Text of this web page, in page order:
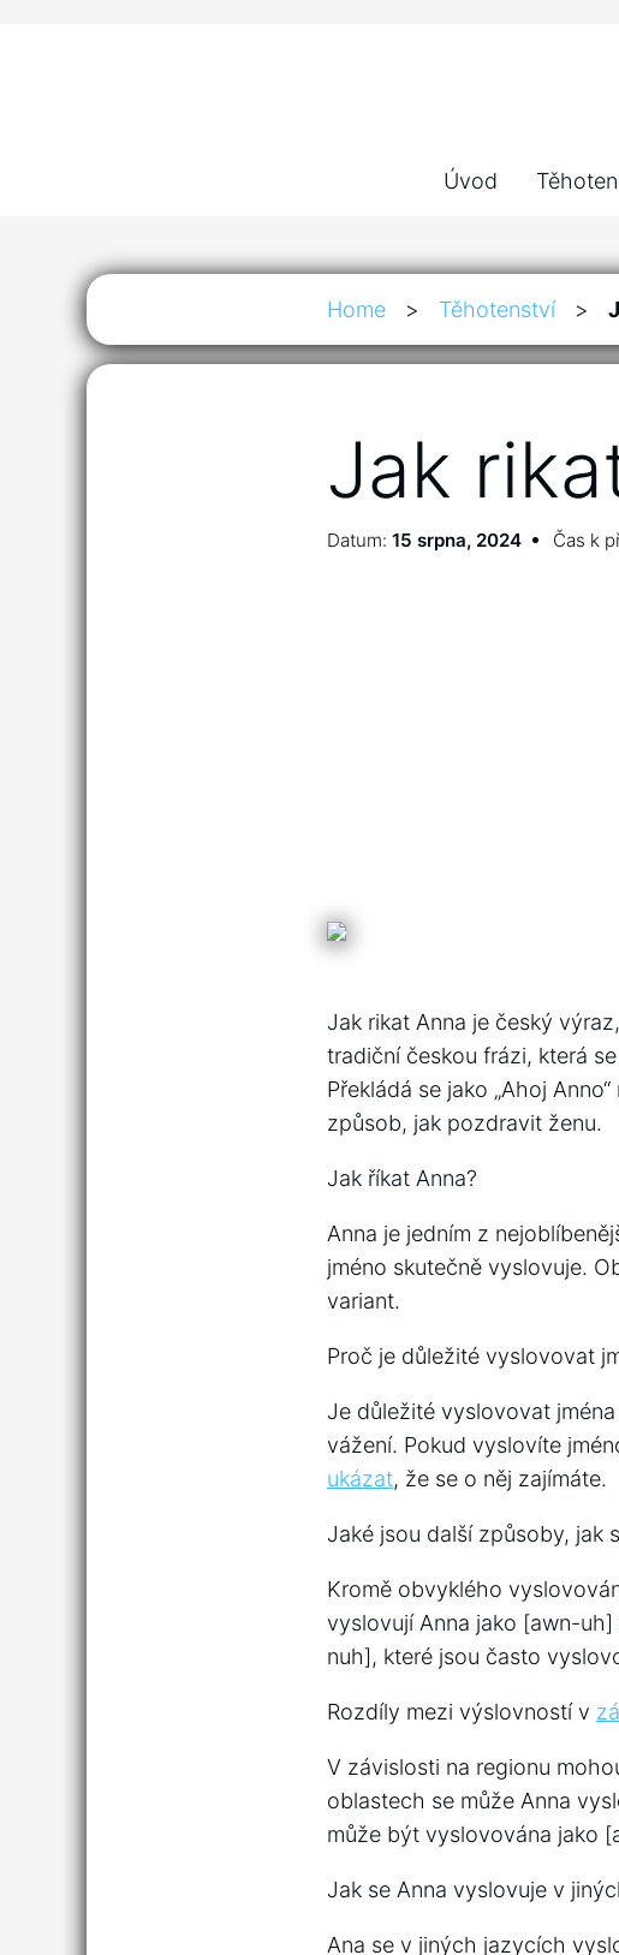
Úvod
Home > Těhotenství >
Jak
Datum: 15 srpna, 2024 Čas k
Jak rikat Anna je český
tradiční českou frázi, která
Překládá se jako „Ahoj
způsob, jak pozdravit ženu.
Jak říkat Anna?
Anna je jedním z
jméno skutečně vyslovuje.
variant.
Proč je důležité vyslovovat
Je důležité vyslovovat
vážení. Pokud vyslovíte
ukázat, že se o něj zajímáte.
Jaké jsou další způsoby, jak
Kromě obvyklého
vyslovují Anna jako [awn-
nuh], které jsou často
Rozdíly mezi výslovností v
V závislosti na regionu
oblastech se může Anna
může být vyslovována jako
Jak se Anna vyslovuje v
Ana se v jiných jazycích